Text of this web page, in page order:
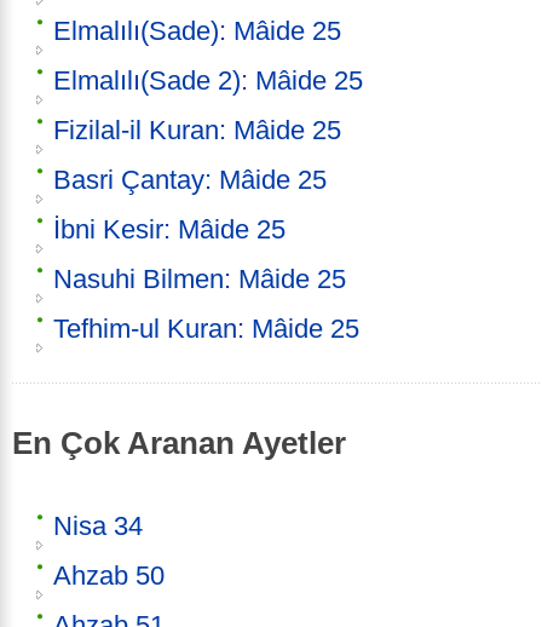
Elmalılı(Sade): Mâide 25
Elmalılı(Sade 2): Mâide 25
Fizilal-il Kuran: Mâide 25
Basri Çantay: Mâide 25
İbni Kesir: Mâide 25
Nasuhi Bilmen: Mâide 25
Tefhim-ul Kuran: Mâide 25
En Çok Aranan Ayetler
Nisa 34
Ahzab 50